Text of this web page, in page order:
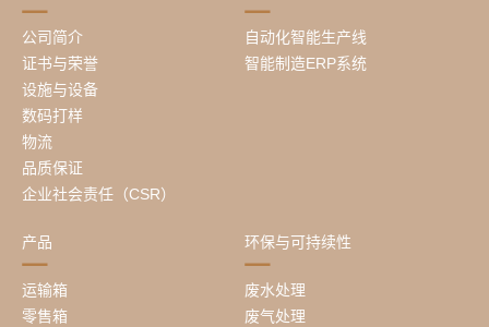
公司简介
证书与荣誉
设施与设备
数码打样
物流
品质保证
企业社会责任（CSR）
自动化智能生产线
智能制造ERP系统
产品
运输箱
零售箱
环保与可持续性
废水处理
废气处理